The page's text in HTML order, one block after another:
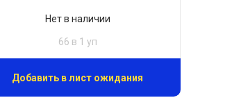
Нет в наличии
66 в 1 уп
Добавить в лист ожидания